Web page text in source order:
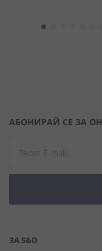
АБОНИРАЙ СЕ ЗА
ЗА S&D